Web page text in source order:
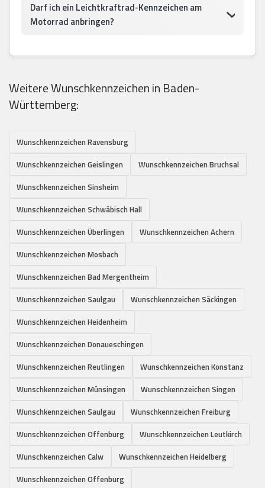
Darf ich ein Leichtkraftrad-Kennzeichen am
Motorrad anbringen?
Weitere Wunschkennzeichen in Baden-
Württemberg:
Wunschkennzeichen Ravensburg
Wunschkennzeichen Geislingen
Wunschkennzeichen Bruchsal
Wunschkennzeichen Sinsheim
Wunschkennzeichen Schwäbisch Hall
Wunschkennzeichen Überlingen
Wunschkennzeichen Achern
Wunschkennzeichen Mosbach
Wunschkennzeichen Bad Mergentheim
Wunschkennzeichen Saulgau
Wunschkennzeichen Säckingen
Wunschkennzeichen Heidenheim
Wunschkennzeichen Donaueschingen
Wunschkennzeichen Reutlingen
Wunschkennzeichen Konstanz
Wunschkennzeichen Münsingen
Wunschkennzeichen Singen
Wunschkennzeichen Saulgau
Wunschkennzeichen Freiburg
Wunschkennzeichen Offenburg
Wunschkennzeichen Leutkirch
Wunschkennzeichen Calw
Wunschkennzeichen Heidelberg
Wunschkennzeichen Offenburg